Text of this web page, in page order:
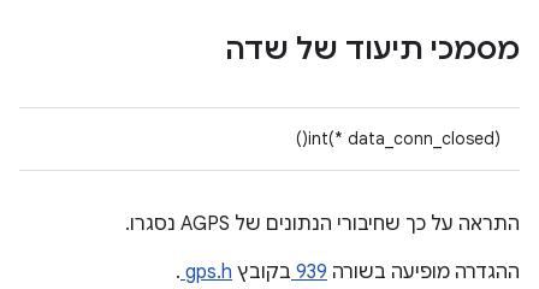
מסמכי תיעוד של שדה
int(* data_conn_closed)()
התראה על כך שחיבורי הנתונים של AGPS נסגרו.
ההגדרה מופיעה בשורה 939 בקובץ gps.h
.